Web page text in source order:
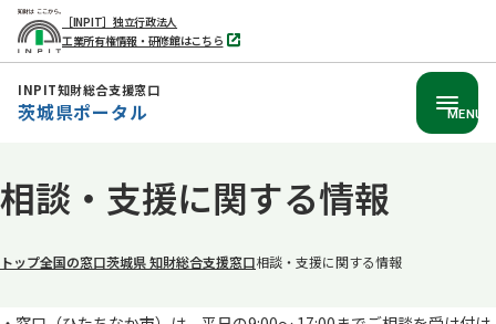
文
へ
［INPIT］独立行政法人
工業所有権情報・研修館はこちら
別
タ
INPIT知財総合支援窓口
茨城県ポータル MENU
相談・支援に関する情報
トップ全国の窓口茨城県 知財総合支援窓口相談・支援に関する情報